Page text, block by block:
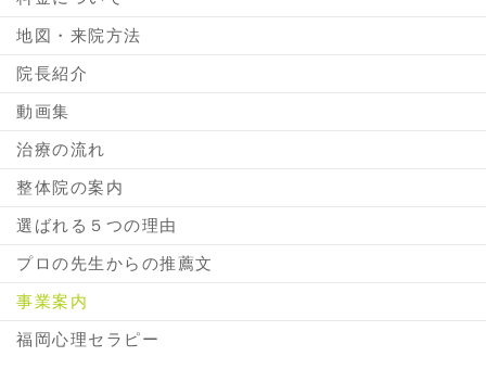
地図・来院方法
院長紹介
動画集
治療の流れ
整体院の案内
選ばれる５つの理由
プロの先生からの推薦文
事業案内
福岡心理セラピー